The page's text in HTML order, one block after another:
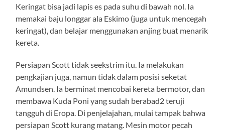
Keringat bisa jadi lapis es pada suhu di bawah nol. Ia
memakai baju longgar ala Eskimo (juga untuk mencegah
keringat), dan belajar menggunakan anjing buat menarik
kereta.
Persiapan Scott tidak seekstrim itu. Ia melakukan
pengkajian juga, namun tidak dalam posisi seketat
Amundsen. Ia berminat mencobai kereta bermotor, dan
membawa Kuda Poni yang sudah berabad2 teruji
tangguh di Eropa. Di penjelajahan, mulai tampak bahwa
persiapan Scott kurang matang. Mesin motor pecah